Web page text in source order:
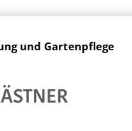
und Gartenpflege